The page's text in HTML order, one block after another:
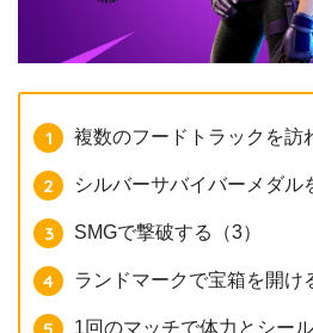
複数のフードトラックを訪
シルバーサバイバーメダル
SMGで撃破する（3）
ランドマークで宝箱を開け
1回のマッチで体力とシー